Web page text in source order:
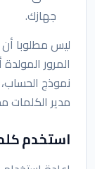
جهازك.
ليس مطلوبا
المرور
نموذج
مدير الكلمات
استخدم